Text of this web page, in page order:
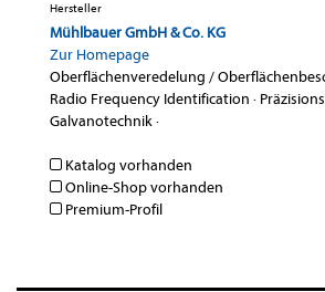
Hersteller
Mühlbauer GmbH & Co. KG
Zur Homepage
Oberflächenveredelung /
Radio Frequency Identification ·
Galvanotechnik·
Katalog vorhanden
Online-Shop vorhanden
Premium-Profil